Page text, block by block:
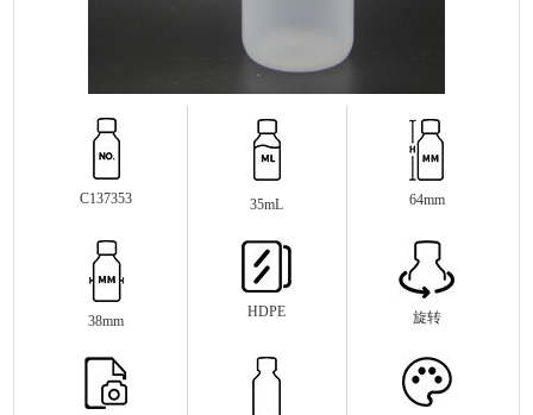
C137353 35mL 64mm
38mm
HDPE 旋转